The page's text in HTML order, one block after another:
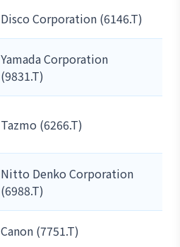
Disco Corporation (6146.T)
Yamada Corporation
(9831.T)
Tazmo (6266.T)
Nitto Denko Corporation
(6988.T)
Canon (7751.T)